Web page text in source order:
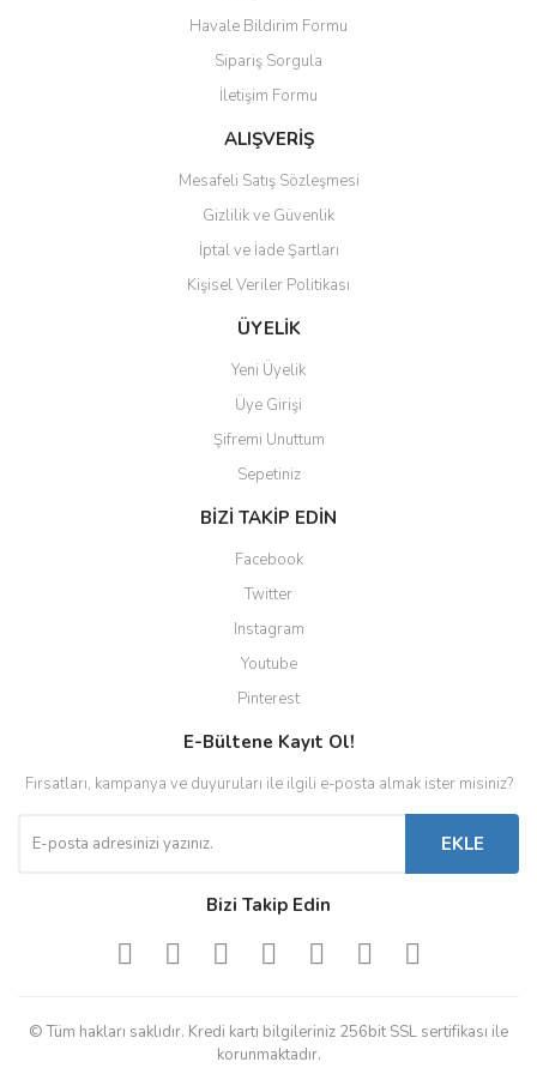
Ürün açıklamasında eksik bilgiler bulunuyor.
Ürün bilgilerinde hatalar bulunuyor.
Ürün fiyatı diğer sitelerden daha pahalı.
Bu ürüne benzer farklı alternatifler olmalı.
Gönder
Havale Bildirim Formu
Sipariş Sorgula
İletişim Formu
ALIŞVERİŞ
Mesafeli Satış Sözleşmesi
Gizlilik ve Güvenlik
İptal ve İade Şartları
Kişisel Veriler Politikası
ÜYELİK
Yeni Üyelik
Üye Girişi
Şifremi Unuttum
Sepetiniz
BİZİ TAKİP EDİN
Facebook
Twitter
Instagram
Youtube
Pinterest
E-Bültene Kayıt Ol!
Fırsatları, kampanya ve duyuruları ile ilgili e-posta almak ister misiniz?
EKLE
Bizi Takip Edin
© Tüm hakları saklıdır. Kredi kartı bilgileriniz 256bit SSL sertifikası ile
korunmaktadır.